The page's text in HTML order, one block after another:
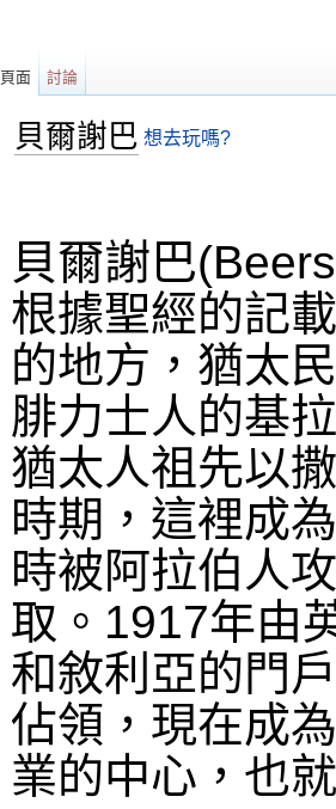
貝爾謝巴 想去玩嗎?
貝爾謝巴
根據聖經的記
的地方，猶太
腓力士人的基
猶太人祖先以
時期，這裡成
時被阿拉伯人
取。1917年由
和敘利亞的門
佔領，現在成
業的中心，也
頁面 討論